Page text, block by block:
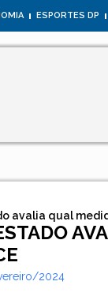
ESPORTES DP
avalia qual
2024